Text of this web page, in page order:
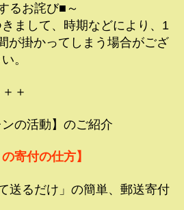
るお詫び■～
まして、時期などにより、1
が掛かってしまう場合がござ
。
＋
ンの活動】のご紹介
寄付の仕方】
送るだけ」の簡単、郵送寄付